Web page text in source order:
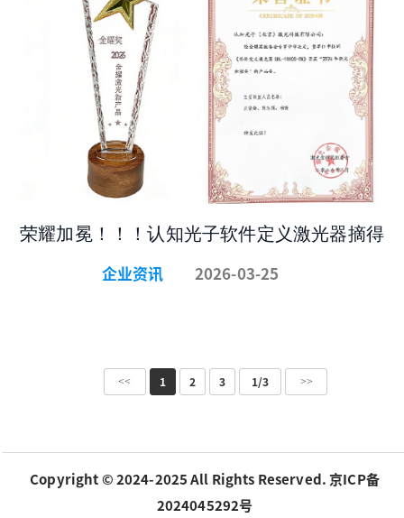
荣耀加冕！！！认知光子软件定义激光器摘得
2026激光金耀奖，引领行业创新突围
企业资讯 2026-03-25
<< 1 2 3 1/3 >>
Copyright © 2024-2025 All Rights Reserved. 京ICP备
2024045292号